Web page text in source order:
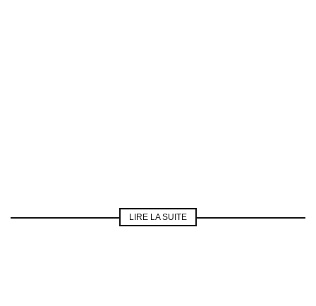
LIRE LA SUITE